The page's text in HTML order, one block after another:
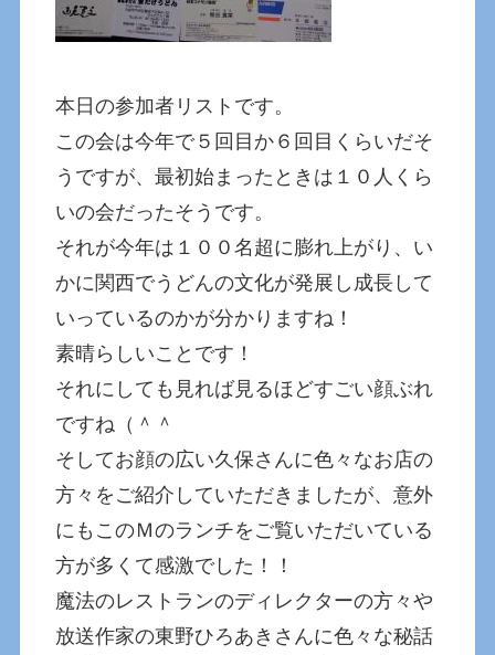
本日の参加者リストです。
この会は今年で５回目か６回目くらいだそ
うですが、最初始まったときは１０人くら
いの会だったそうです。
それが今年は１００名超に膨れ上がり、い
かに関西でうどんの文化が発展し成長して
いっているのかが分かりますね！
素晴らしいことです！
それにしても見れば見るほどすごい顔ぶれ
ですね（＾＾
そしてお顔の広い久保さんに色々なお店の
方々をご紹介していただきましたが、意外
にもこのＭのランチをご覧いただいている
方が多くて感激でした！！
魔法のレストランのディレクターの方々や
放送作家の東野ひろあきさんに色々な秘話